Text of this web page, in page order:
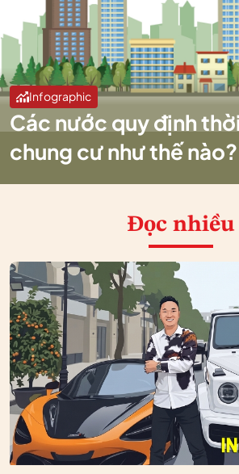
Infographic
Các nước quy định
chung cư như thế nào?
Đọc nhiều